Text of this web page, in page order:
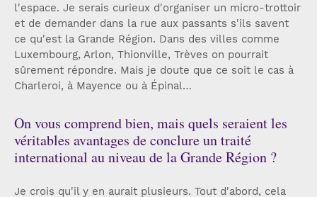
l'espace. Je serais curieux d'organiser un micro-trottoir
et de demander dans la rue aux passants s'ils savent
ce qu'est la Grande Région. Dans des villes comme
Luxembourg, Arlon, Thionville, Trèves on pourrait
sûrement répondre. Mais je doute que ce soit le cas à
Charleroi, à Mayence ou à Épinal…
On vous comprend bien, mais quels seraient les
véritables avantages de conclure un traité
international au niveau de la Grande Région ?
Je crois qu'il y en aurait plusieurs. Tout d'abord, cela